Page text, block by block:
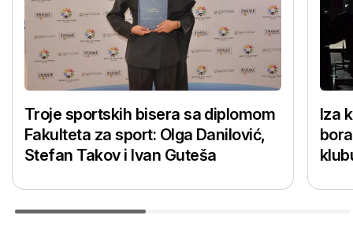
Troje sportskih bisera sa diplomom
Fakulteta za sport: Olga Danilović,
Stefan Takov i Ivan Guteša
Iza